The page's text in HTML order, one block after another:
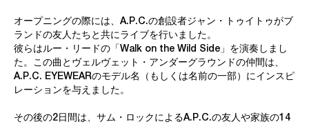
オープニングの際には、A.P.C.の創設者ジャン・トゥイトゥがブ
ランドの友人たちと共にライブを行いました。
彼らはルー・リードの「Walk on the Wild Side」を演奏しまし
た。この曲とヴェルヴェット・アンダーグラウンドの仲間は、
A.P.C. EYEWEARのモデル名（もしくは名前の一部）にインスピ
レーションを与えました。
その後の2日間は、サム・ロックによるA.P.C.の友人や家族の14